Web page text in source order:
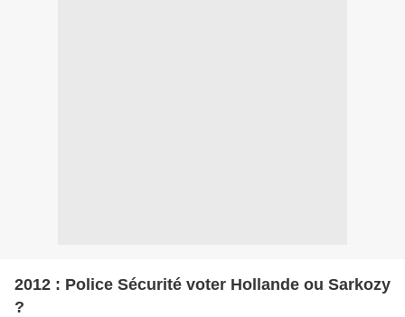
2012 : Police Sécurité voter Hollande ou Sarkozy
?